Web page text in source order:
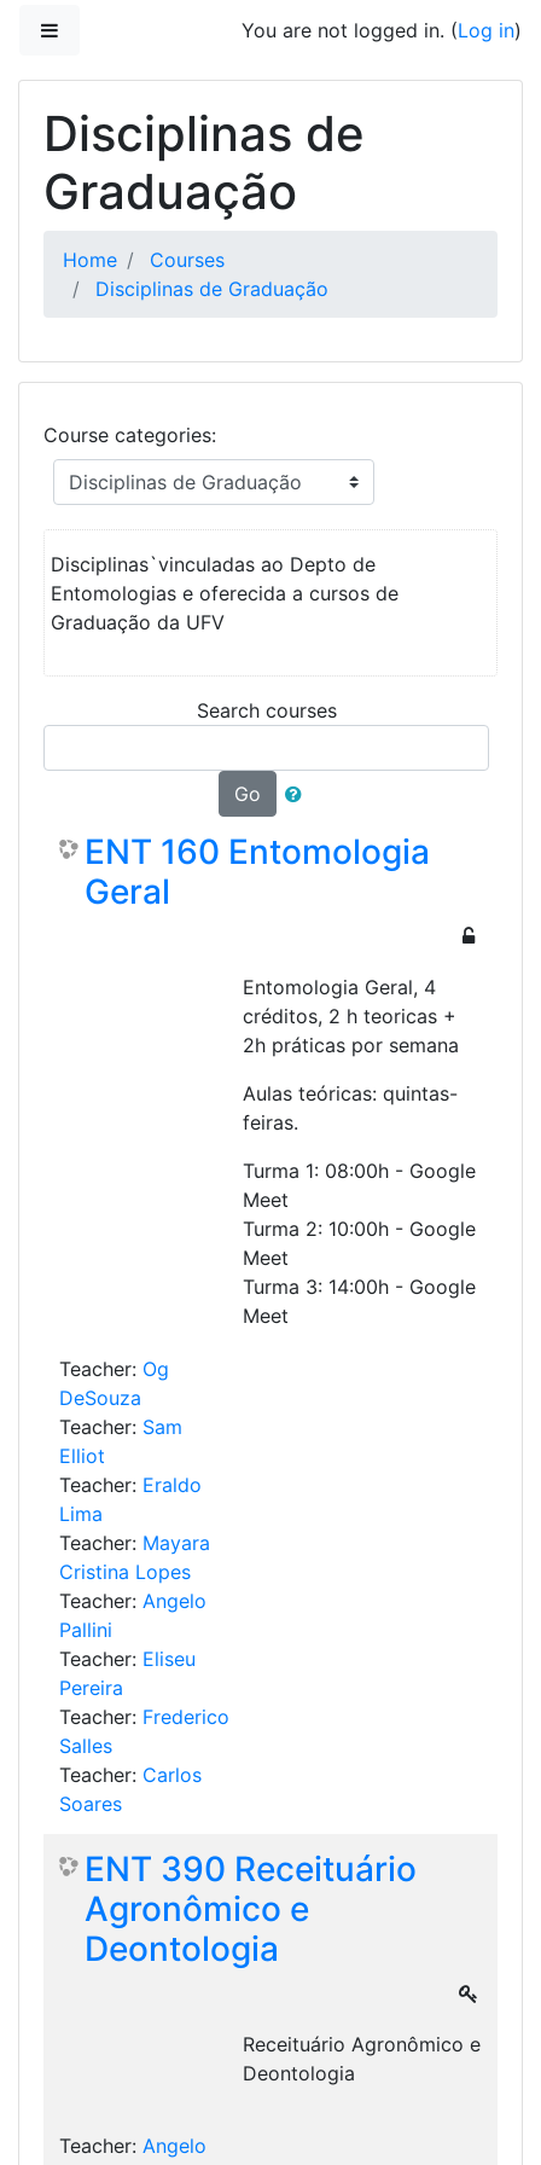
You are not logged in. (Log in)
Disciplinas de
Graduação
Home
Courses
Disciplinas de Graduação
Course categories:
Disciplinas`vinculadas ao Depto de
Entomologias e oferecida a cursos de
Graduação da UFV
Search courses
Go
ENT 160 Entomologia
Geral
Entomologia Geral, 4
créditos, 2 h teoricas +
2h práticas por semana
Aulas teóricas: quintas-
feiras.
Turma 1: 08:00h - Google
Meet
Turma 2: 10:00h - Google
Meet
Turma 3: 14:00h - Google
Meet
Teacher: Og
DeSouza
Teacher: Sam
Elliot
Teacher: Eraldo
Lima
Teacher: Mayara
Cristina Lopes
Teacher: Angelo
Pallini
Teacher: Eliseu
Pereira
Teacher: Frederico
Salles
Teacher: Carlos
Soares
ENT 390 Receituário
Agronômico e
Deontologia
Receituário Agronômico e
Deontologia
Teacher: Angelo